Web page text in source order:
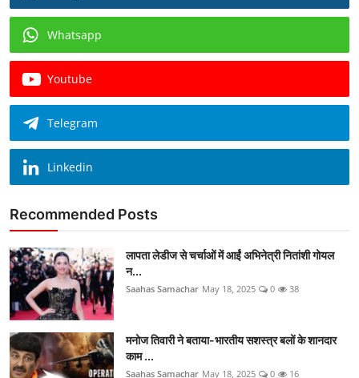
Whatsapp
Youtube
Telegram
Linkedin
Recommended Posts
लापता लेडीज से चर्चाओं में आईं अभिनेत्री नितांशी गोयल
न...
Saahas Samachar May 18, 2025 0 38
मनोज तिवारी ने बताया-भारतीय सशस्त्र बलों के शानदार
काम ...
Saahas Samachar May 18, 2025 0 16